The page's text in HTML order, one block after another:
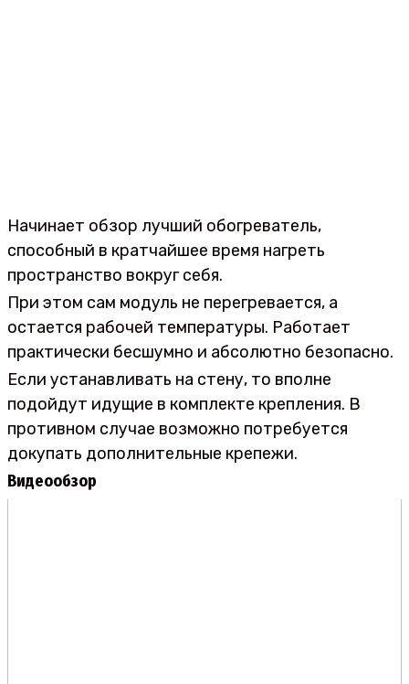
Начинает обзор лучший обогреватель,
способный в кратчайшее время нагреть
пространство вокруг себя.
При этом сам модуль не перегревается, а
остается рабочей температуры. Работает
практически бесшумно и абсолютно безопасно.
Если устанавливать на стену, то вполне
подойдут идущие в комплекте крепления. В
противном случае возможно потребуется
докупать дополнительные крепежи.
Видеообзор